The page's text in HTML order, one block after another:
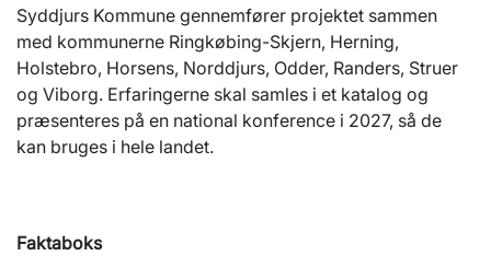
Syddjurs Kommune gennemfører projektet sammen
med kommunerne Ringkøbing-Skjern, Herning,
Holstebro, Horsens, Norddjurs, Odder, Randers, Struer
og Viborg. Erfaringerne skal samles i et katalog og
præsenteres på en national konference i 2027, så de
kan bruges i hele landet.
Faktaboks